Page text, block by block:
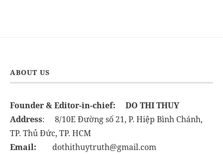
ABOUT US
Founder & Editor-in-chief:
DO THI THUY
Address: 8/10E Đường số 21, P. Hiệp Bình Chánh,
TP. Thủ Đức, TP. HCM
Email: dothithuytruth@gmail.com